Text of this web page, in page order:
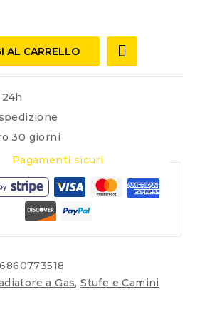
AL CARRELLO
30 giorni
Pagamenti sicuri
a Gas,Stufe e Camini